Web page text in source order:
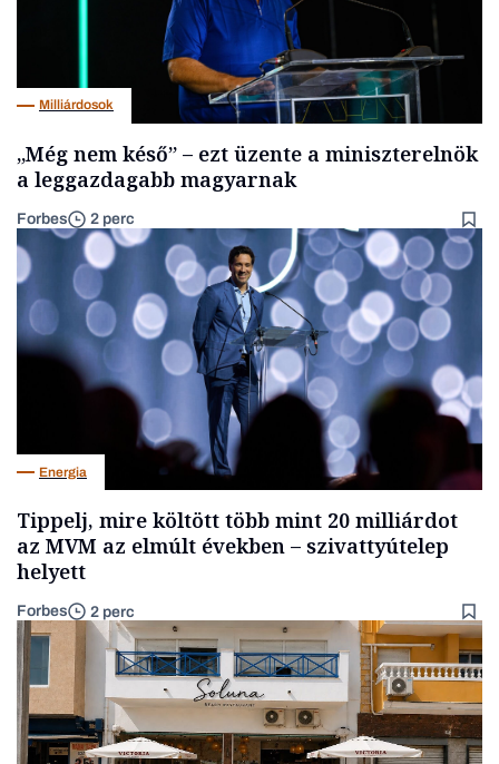
Milliárdosok
„Még nem késő” – ezt üzente a miniszterelnök
a leggazdagabb magyarnak
Forbes 2 perc
Energia
Tippelj, mire költött több mint 20 milliárdot
az MVM az elmúlt években – szivattyútelep
helyett
Forbes 2 perc